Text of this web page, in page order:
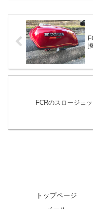
FCRのスロージェ
トップページ